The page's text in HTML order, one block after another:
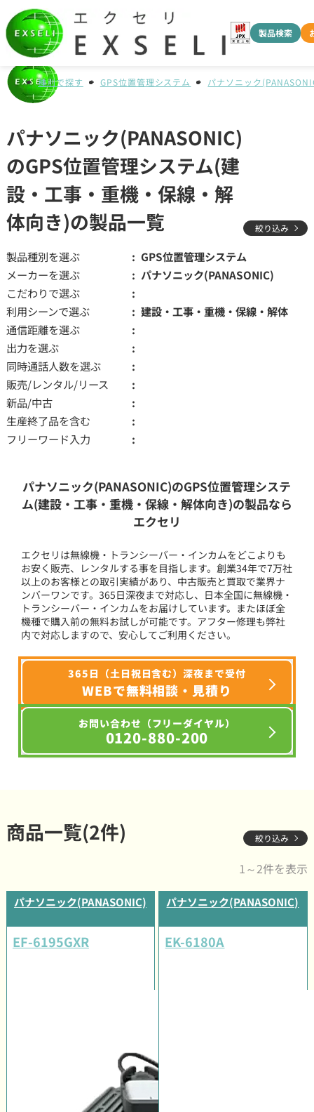
製品検索
種別で探す GPS位置管理システム パナソニック
パナソニック(PANASONIC)
のGPS位置管理システム(建
設・工事・重機・保線・解
体向き)の製品一覧
絞り込み
製品種別を選ぶ
GPS位置管理システム
メーカーを選ぶ
パナソニック(PANASONIC)
こだわりで選ぶ
利用シーンで選ぶ
建設・工事・重機・保線・解体
通信距離を選ぶ
出力を選ぶ
同時通話人数を選ぶ
販売/レンタル/リース
新品/中古
生産終了品を含む
フリーワード入力
パナソニック(PANASONIC)のGPS位置管理システ
ム(建設・工事・重機・保線・解体向き)の製品なら
エクセリ
エクセリは無線機・トランシーバー・インカムをどこよりも
お安く販売、レンタルする事を目指します。創業34年で7万社
以上のお客様との取引実績があり、中古販売と買取で業界ナ
ンバーワンです。365日深夜まで対応し、日本全国に無線機・
トランシーバー・インカムをお届けしています。またほぼ全
機種で購入前の無料お試しが可能です。アフター修理も弊社
内で対応しますので、安心してご利用ください。
365日（土日祝日含む）深夜まで受付
WEBで無料相談・見積り
お問い合わせ（フリーダイヤル）
0120-880-200
商品一覧(2件) 絞り込み
1～2件を表示
パナソニック(PANASONIC)
EF-6195GXR
パナソニック(PANASONIC)
EK-6180A